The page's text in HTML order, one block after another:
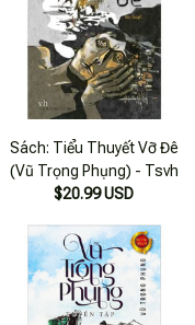
Sách: Tiểu Thuyết Vỡ Đê
(Vũ Trọng Phụng) - Tsvh
$20.99 USD